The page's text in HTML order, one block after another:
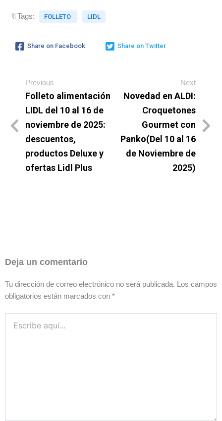
🔖Tags: FOLLETO LIDL
Share on Facebook Share on Twitter
Previous
Folleto alimentación
LIDL del 10 al 16 de
noviembre de 2025:
descuentos,
productos Deluxe y
ofertas Lidl Plus
Next
Novedad en ALDI:
Croquetones
Gourmet con
Panko(Del 10 al 16
de Noviembre de
2025)
Deja un comentario
Tu dirección de correo electrónico no será publicada. Los campos
obligatorios están marcados con *
aquí...